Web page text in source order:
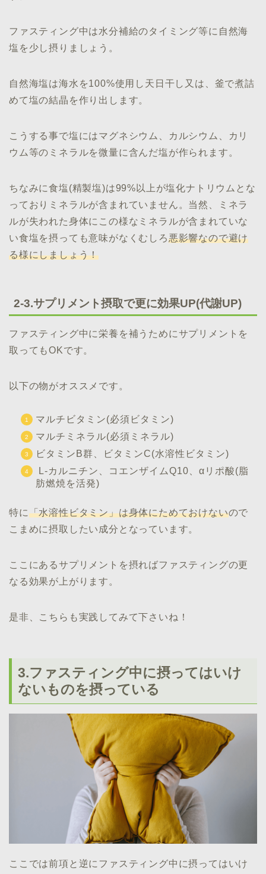
ファスティング中は水分補給のタイミング等に自然海
塩を少し摂りましょう。
自然海塩は海水を100%使用し天日干し又は、釜で煮詰
めて塩の結晶を作り出します。
こうする事で塩にはマグネシウム、カルシウム、カリ
ウム等のミネラルを微量に含んだ塩が作られます。
ちなみに食塩(精製塩)は99%以上が塩化ナトリウムとな
っておりミネラルが含まれていません。当然、ミネラ
ルが失われた身体にこの様なミネラルが含まれていな
い食塩を摂っても意味がなくむしろ悪影響なので避け
る様にしましょう！
2-3.サプリメント摂取で更に効果UP(代謝UP)
ファスティング中に栄養を補うためにサプリメントを
取ってもOKです。
以下の物がオススメです。
マルチビタミン(必須ビタミン)
マルチミネラル(必須ミネラル)
ビタミンB群、ビタミンC(水溶性ビタミン)
L-カルニチン、コエンザイムQ10、αリポ酸(脂
肪燃焼を活発)
特に「水溶性ビタミン」は身体にためておけないので
こまめに摂取したい成分となっています。
ここにあるサプリメントを摂ればファスティングの更
なる効果が上がります。
是非、こちらも実践してみて下さいね！
3.ファスティング中に摂ってはいけ
ないものを摂っている
ここでは前項と逆にファスティング中に摂ってはいけ